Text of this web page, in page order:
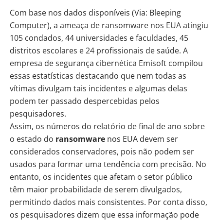
Com base nos dados disponíveis (Via: Bleeping
Computer), a ameaça de ransomware nos EUA atingiu
105 condados, 44 universidades e faculdades, 45
distritos escolares e 24 profissionais de saúde. A
empresa de segurança cibernética Emisoft compilou
essas estatísticas destacando que nem todas as
vítimas divulgam tais incidentes e algumas delas
podem ter passado despercebidas pelos
pesquisadores.
Assim, os números do relatório de final de ano sobre
o estado do ransomware nos EUA devem ser
considerados conservadores, pois não podem ser
usados para formar uma tendência com precisão. No
entanto, os incidentes que afetam o setor público
têm maior probabilidade de serem divulgados,
permitindo dados mais consistentes. Por conta disso,
os pesquisadores dizem que essa informação pode